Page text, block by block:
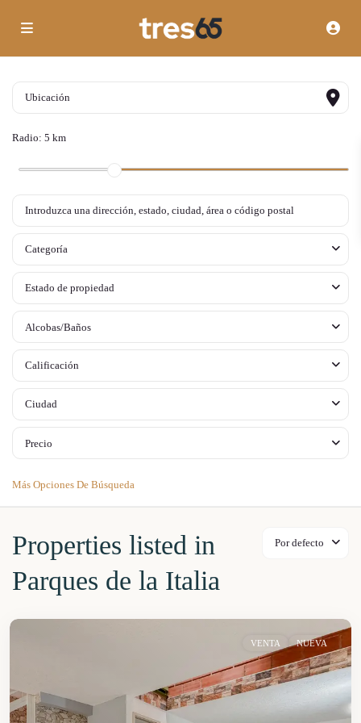
Radio: 5 km
Categoría
Estado de propiedad
Alcobas/Baños
Calificación
Ciudad
Precio
Más Opciones De Búsqueda
Por defecto
Properties listed in
Parques de la Italia
VENTA NUEVA